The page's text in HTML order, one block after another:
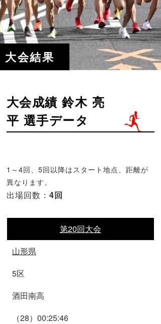
大会結果
大会成績 鈴木 亮
平 選手データ
1～4回、5回以降はスタート地点、距離が
異なります。
出場回数： 4回
第20回大会
山形県
5区
酒田南高
（28）00:25:46